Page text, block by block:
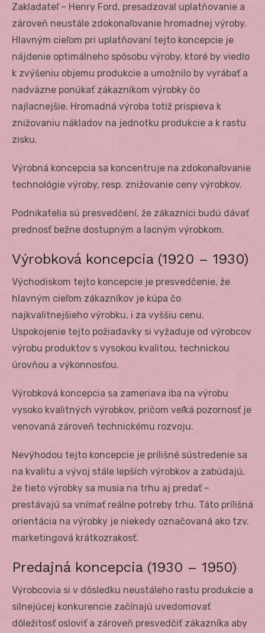
Zakladateľ – Henry Ford, presadzoval uplatňovanie a
zároveň neustále zdokonaľovanie hromadnej výroby.
Hlavným cieľom pri uplatňovaní tejto koncepcie je
nájdenie optimálneho spôsobu výroby, ktoré by viedlo
k zvýšeniu objemu produkcie a umožnilo by vyrábať a
nadväzne ponúkať zákazníkom výrobky čo
najlacnejšie. Hromadná výroba totiž prispieva k
znižovaniu nákladov na jednotku produkcie a k rastu
zisku.
Výrobná koncepcia sa koncentruje na zdokonaľovanie
technológie výroby, resp. znižovanie ceny výrobkov.
Podnikatelia sú presvedčení, že zákazníci budú dávať
prednosť bežne dostupným a lacným výrobkom.
Výrobková koncepcia (1920 – 1930)
Východiskom tejto koncepcie je presvedčenie, že
hlavným cieľom zákazníkov je kúpa čo
najkvalitnejšieho výrobku, i za vyššiu cenu.
Uspokojenie tejto požiadavky si vyžaduje od výrobcov
výrobu produktov s vysokou kvalitou, technickou
úrovňou a výkonnosťou.
Výrobková koncepcia sa zameriava iba na výrobu
vysoko kvalitných výrobkov, pričom veľká pozornosť je
venovaná zároveň technickému rozvoju.
Nevýhodou tejto koncepcie je prílišné sústredenie sa
na kvalitu a vývoj stále lepších výrobkov a zabúdajú,
že tieto výrobky sa musia na trhu aj predať –
prestávajú sa vnímať reálne potreby trhu. Táto prílišná
orientácia na výrobky je niekedy označovaná ako tzv.
marketingová krátkozrakosť.
Predajná koncepcia (1930 – 1950)
Výrobcovia si v dôsledku neustáleho rastu produkcie a
silnejúcej konkurencie začínajú uvedomovať
dôležitosť osloviť a zároveň presvedčiť zákazníka aby